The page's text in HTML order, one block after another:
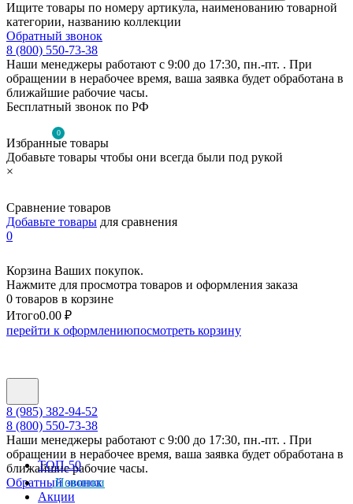
Ищите товары по номеру артикула, наименованию товарной
категории, названию коллекции
Обратный звонок
8 (800) 550-73-38
Наши менеджеры работают с 9:00 до 17:30, пн.-пт. . При
обращении в нерабочее время, ваша заявка будет обработана в
ближайшие рабочие часы.
Бесплатный звонок по РФ
0
Избранные товары
Добавьте товары чтобы они всегда были под рукой
×
Сравнение товаров
Добавьте товары для сравнения
0
Корзина Ваших покупок.
Нажмите для просмотра товаров и оформления заказа
0 товаров в корзине
Итого0.00 ₽
перейти к оформлениюпосмотреть корзину
8 (985) 382-94-52
8 (800) 550-73-38
Наши менеджеры работают с 9:00 до 17:30, пн.-пт. . При
обращении в нерабочее время, ваша заявка будет обработана в
ближайшие рабочие часы.
Обратный звонок
ТОП-50
Новинки
Акции